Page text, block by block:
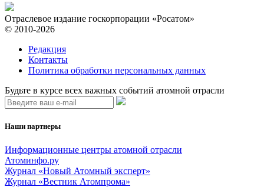
Отраслевое издание госкорпорации «Росатом»
© 2010-2026
Редакция
Контакты
Политика обработки персональных данных
Будьте в курсе всех важных событий атомной отрасли
Наши партнеры
Информационные центры атомной отрасли
Атоминфо.ру
Журнал «Новый Атомный эксперт»
Журнал «Вестник Атомпрома»